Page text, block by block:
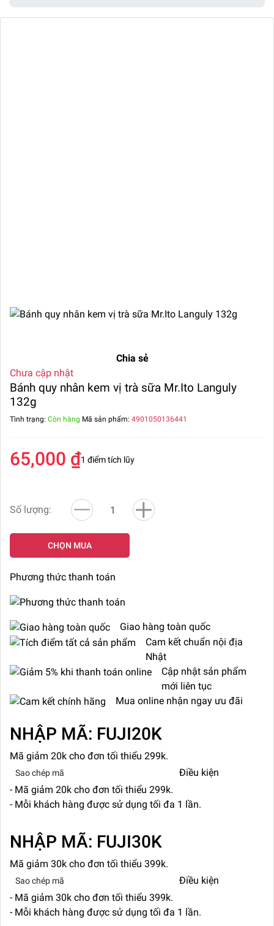
Chia sẻ
Chưa cập nhật
Bánh quy nhân kem vị trà sữa Mr.Ito Languly
132g
Tình trạng: Còn hàng Mã sản phẩm: 4901050136441
65,000 ₫1 điểm tích lũy
Số lượng:
CHỌN MUA
Phương thức thanh toán
Giao hàng toàn quốc
Cam kết chuẩn nội địa
Nhật
Cập nhật sản phẩm
mới liên tục
Mua online nhận ngay ưu đãi
NHẬP MÃ: FUJI20K
Mã giảm 20k cho đơn tối thiểu 299k.
Sao chép mã
Điều kiện
- Mã giảm 20k cho đơn tối thiểu 299k.
- Mỗi khách hàng được sử dụng tối đa 1 lần.
NHẬP MÃ: FUJI30K
Mã giảm 30k cho đơn tối thiểu 399k.
Sao chép mã
Điều kiện
- Mã giảm 30k cho đơn tối thiểu 399k.
- Mỗi khách hàng được sử dụng tối đa 1 lần.